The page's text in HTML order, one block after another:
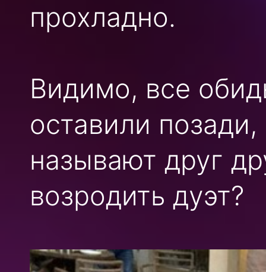
прохладно.
Видимо, все
оставили
называют друг
возродить дуэт?